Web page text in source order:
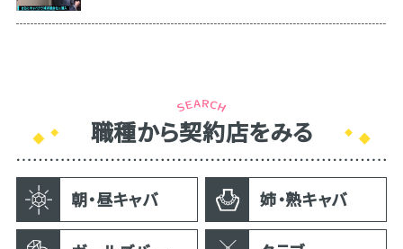
職種から契約店をみる
朝・昼キャバ 姉・熟キャバ